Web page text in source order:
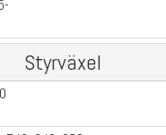
Styrväxel